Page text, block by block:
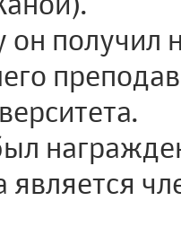
он получил
является